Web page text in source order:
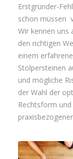
Erstgründer-
schon müssen
Wir kennen uns
den richtigen
einem
Stolpersteinen
und mögliche
der Wahl der
Rechtsform